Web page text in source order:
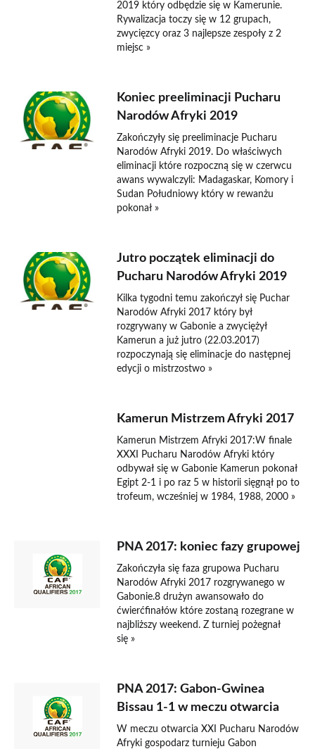
2019 który odbędzie się w Kamerunie.
Rywalizacja toczy się w 12 grupach,
zwycięzcy oraz 3 najlepsze zespoły z 2
miejsc »
Koniec preeliminacji Pucharu
Narodów Afryki 2019
Zakończyły się preeliminacje Pucharu
Narodów Afryki 2019. Do właściwych
eliminacji które rozpoczną się w czerwcu
awans wywalczyli: Madagaskar, Komory i
Sudan Południowy który w rewanżu
pokonał »
Jutro początek eliminacji do
Pucharu Narodów Afryki 2019
Kilka tygodni temu zakończył się Puchar
Narodów Afryki 2017 który był
rozgrywany w Gabonie a zwyciężył
Kamerun a już jutro (22.03.2017)
rozpoczynają się eliminacje do następnej
edycji o mistrzostwo »
Kamerun Mistrzem Afryki 2017
Kamerun Mistrzem Afryki 2017:W finale
XXXI Pucharu Narodów Afryki który
odbywał się w Gabonie Kamerun pokonał
Egipt 2-1 i po raz 5 w historii sięgnął po to
trofeum, wcześniej w 1984, 1988, 2000 »
PNA 2017: koniec fazy grupowej
Zakończyła się faza grupowa Pucharu
Narodów Afryki 2017 rozgrywanego w
Gabonie.8 drużyn awansowało do
ćwierćfinałów które zostaną rozegrane w
najbliższy weekend. Z turniej pożegnał
się »
PNA 2017: Gabon-Gwinea
Bissau 1-1 w meczu otwarcia
W meczu otwarcia XXI Pucharu Narodów
Afryki gospodarz turnieju Gabon